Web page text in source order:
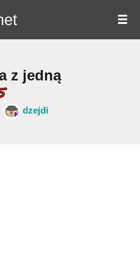
z jedną
dzejdi